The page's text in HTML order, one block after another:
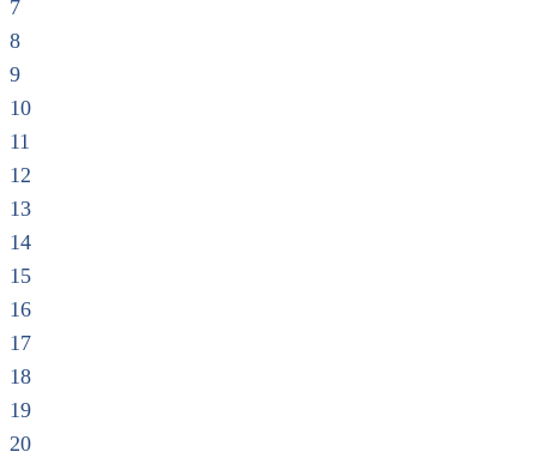
7
8
9
10
11
12
13
14
15
16
17
18
19
20